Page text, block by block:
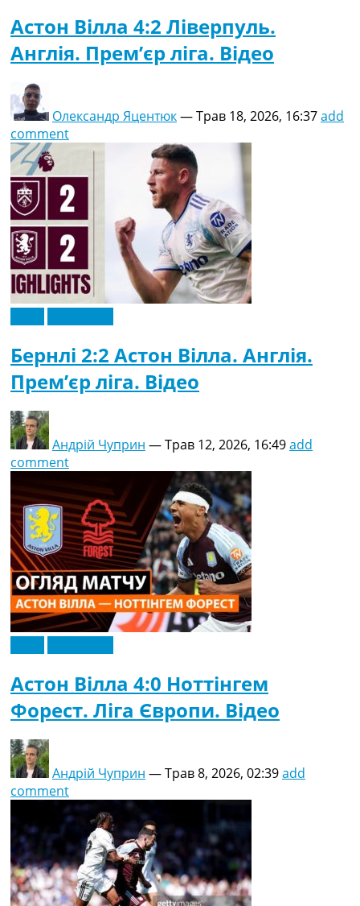
Астон Вілла 4:2 Ліверпуль.
Англія. Прем’єр ліга. Відео
Олександр Яцентюк—Трав 18, 2026, 16:37add
comment
Бернлі 2:2 Астон Вілла. Англія.
Прем’єр ліга. Відео
Андрій Чуприн —Трав 12, 2026, 16:49add
comment
Астон Вілла 4:0 Ноттінгем
Форест. Ліга Європи. Відео
Андрій Чуприн —Трав 8, 2026, 02:39add
comment